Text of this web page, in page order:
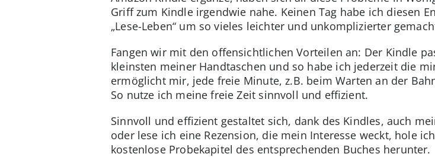
Griff zum Kindle irgendwie nahe. Keinen Tag habe ich diesen
„Lese-Leben“ um so vieles leichter und unkomplizierter
Fangen wir mit den offensichtlichen Vorteilen an: Der Kindle
kleinsten meiner Handtaschen und so habe ich jederzeit die
ermöglicht mir, jede freie Minute, z.B. beim Warten an der
So nutze ich meine freie Zeit sinnvoll und effizient.
Sinnvoll und effizient gestaltet sich, dank des Kindles, auch
oder lese ich eine Rezension, die mein Interesse weckt, hole
kostenlose Probekapitel des entsprechenden Buches herunter.